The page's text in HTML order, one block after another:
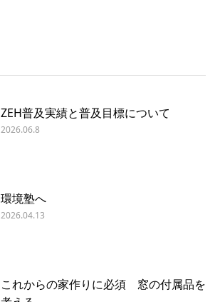
ZEH普及実績と普及目標について
2026.06.8
環境塾へ
2026.04.13
これからの家作りに必須 窓の付属品を